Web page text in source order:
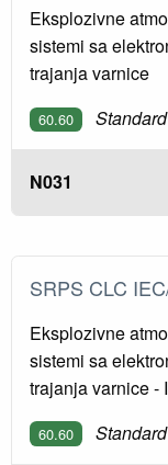
Eksplozivne
sistemi sa
trajanja varnice
60.60
N031
SRPS CLC
Eksplozivne
sistemi sa
trajanja varnice -
60.60